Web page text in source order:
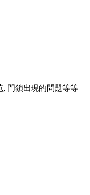
, 門鎖出現的問題等等